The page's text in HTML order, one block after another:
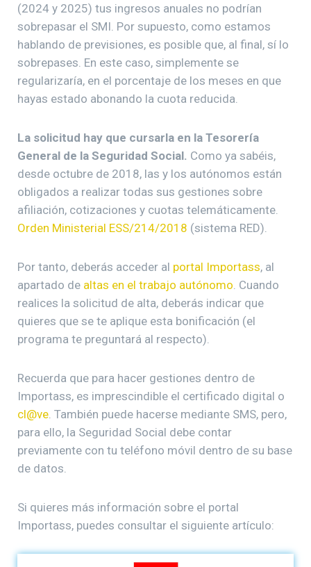
(2024 y 2025) tus ingresos anuales no podrían
sobrepasar el SMI. Por supuesto, como estamos
hablando de previsiones, es posible que, al final, sí lo
sobrepases. En este caso, simplemente se
regularizaría, en el porcentaje de los meses en que
hayas estado abonando la cuota reducida.
La solicitud hay que cursarla en la Tesorería
General de la Seguridad Social. Como ya sabéis,
desde octubre de 2018, las y los autónomos están
obligados a realizar todas sus gestiones sobre
afiliación, cotizaciones y cuotas telemáticamente.
Orden Ministerial ESS/214/2018 (sistema RED).
Por tanto, deberás acceder al portal Importass, al
apartado de altas en el trabajo autónomo . Cuando
realices la solicitud de alta, deberás indicar que
quieres que se te aplique esta bonificación (el
programa te preguntará al respecto).
Recuerda que para hacer gestiones dentro de
Importass, es imprescindible el certificado digital o
cl@ve . También puede hacerse mediante SMS, pero,
para ello, la Seguridad Social debe contar
previamente con tu teléfono móvil dentro de su base
de datos.
Si quieres más información sobre el portal
Importass, puedes consultar el siguiente artículo: